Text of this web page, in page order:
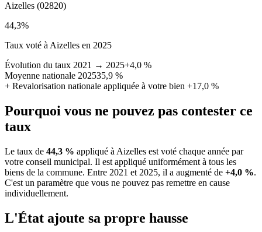
Aizelles (02820)
44,3%
Taux voté à Aizelles en 2025
Évolution du taux 2021 → 2025+4,0 %
Moyenne nationale 202535,9 %
+ Revalorisation nationale appliquée à votre bien +17,0 %
Pourquoi vous ne pouvez pas contester ce
taux
Le taux de 44,3 % appliqué à Aizelles est voté chaque année par
votre conseil municipal. Il est appliqué uniformément à tous les
biens de la commune. Entre 2021 et 2025, il a augmenté de +4,0 %.
C'est un paramètre que vous ne pouvez pas remettre en cause
individuellement.
L'État ajoute sa propre hausse